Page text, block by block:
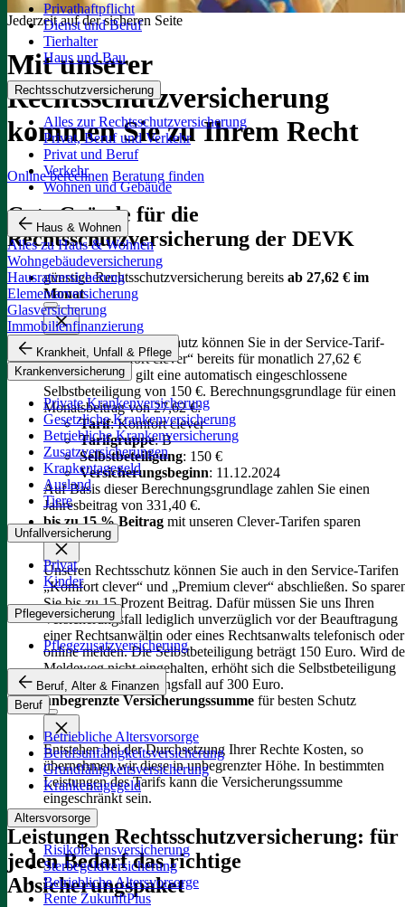
Privathaftpflicht
Dienst und Beruf
Tierhalter
Haus und Bau
Rechtsschutzversicherung
Alles zur Rechtsschutzversicherung
Privat, Beruf und Verkehr
Privat und Beruf
Verkehr
Wohnen und Gebäude
Haus & Wohnen
Alles zu Haus & Wohnen
Wohngebäudeversicherung
Hausratversicherung
Elementarversicherung
Glasversicherung
Immobilienfinanzierung
Krankheit, Unfall & Pflege
Krankenversicherung
Private Krankenversicherung
Gesetzliche Krankenversicherung
Betriebliche Krankenversicherung
Zusatzversicherungen
Krankentagegeld
Ausland
Tiere
Unfallversicherung
Privat
Kinder
Pflegeversicherung
Pflegezusatzversicherung
Beruf, Alter & Finanzen
Beruf
Betriebliche Altersvorsorge
Berufsunfähigkeitsversicherung
Grundfähigkeitsversicherung
Krankentagegeld
Altersvorsorge
Risikolebensversicherung
Sterbegeldversicherung
Betriebliche Altersvorsorge
Rente ZukunftPlus
Jederzeit auf der sicheren Seite
Mit unserer
Rechtsschutzversicherung
kommen Sie zu Ihrem Recht
Online berechnen Beratung finden
Gute Gründe für die
Rechtsschutzversicherung der DEVK
günstige Rechtsschutzversicherung bereits ab 27,62 € im
Monat
Unseren Privatrechtsschutz können Sie in der Service-Tarif-
Variante „Komfort clever“ bereits für monatlich 27,62 €
abschließen. Es gilt eine automatisch eingeschlossene
Selbstbeteiligung von 150 €. Berechnungsgrundlage für einen
Monatsbeitrag von 27,62 €:
Tarif: Komfort clever
Tarifgruppe: B
Selbstbeteiligung: 150 €
Versicherungsbeginn: 11.12.2024
Auf Basis dieser Berechnungsgrundlage zahlen Sie einen
Jahresbeitrag von 331,40 €.
bis zu 15 % Beitrag mit unseren Clever-Tarifen sparen
Unseren Rechtsschutz können Sie auch in den Service-Tarifen
„Komfort clever“ und „Premium clever“ abschließen. So
Sie bis zu 15 Prozent Beitrag. Dafür müssen Sie uns Ihren
Versicherungsfall lediglich unverzüglich vor der Beauftragung
einer Rechtsanwältin oder eines Rechtsanwalts telefonisch oder
online melden. Die Selbstbeteiligung beträgt 150 Euro. Wird
Meldeweg nicht eingehalten, erhöht sich die Selbstbeteiligung
für diesen Versicherungsfall auf 300 Euro.
unbegrenzte Versicherungssumme für besten Schutz
Entstehen bei der Durchsetzung Ihrer Rechte Kosten, so
übernehmen wir diese in unbegrenzter Höhe. In bestimmten
Leistungen des Tarifs kann die Versicherungssumme
eingeschränkt sein.
Leistungen Rechtsschutzversicherung: für
jeden Bedarf das richtige
Absicherungspaket